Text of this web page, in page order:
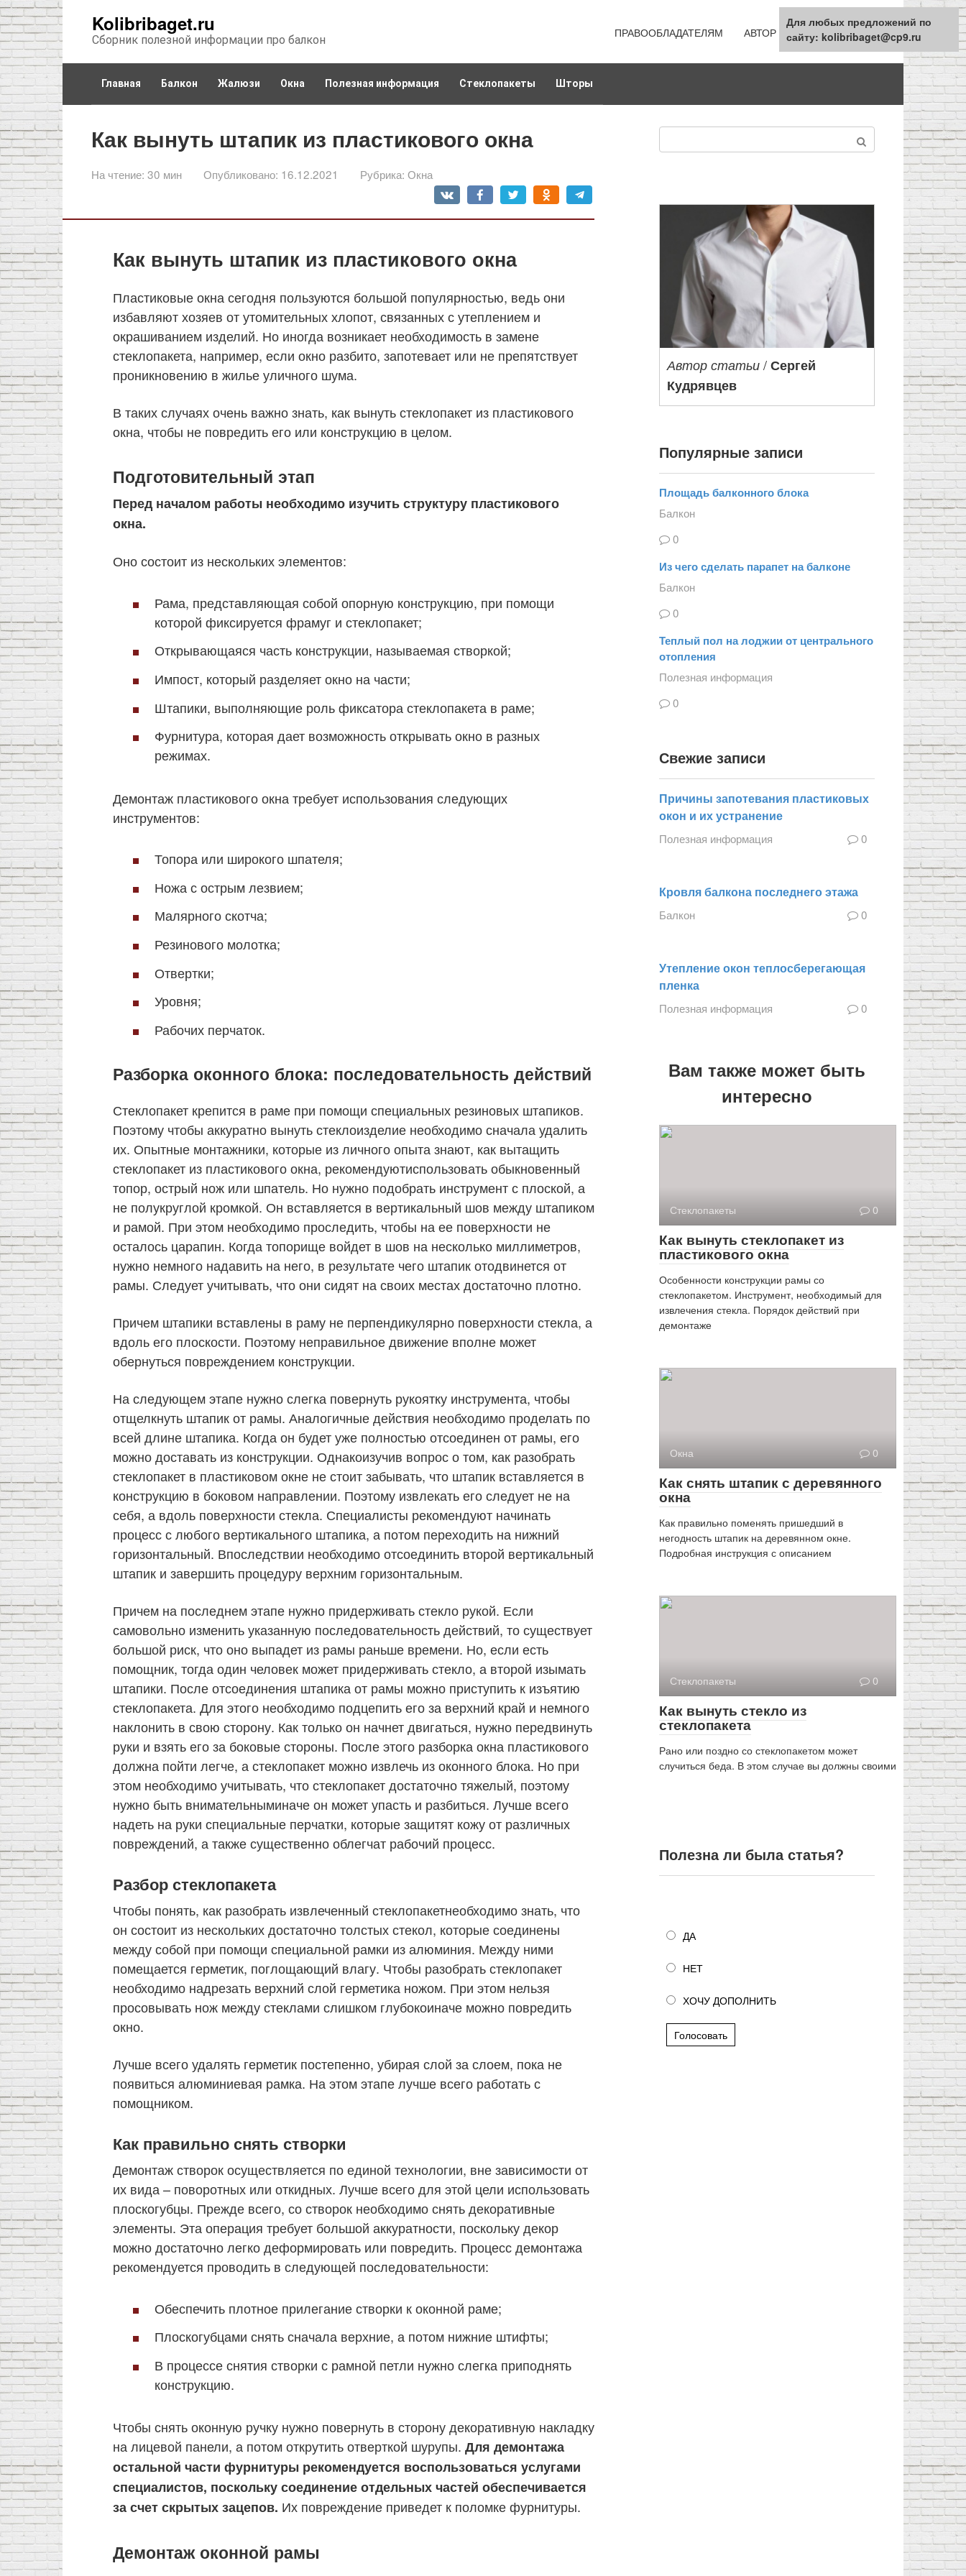
Перейти
к
контенту
Kolibribaget.ru
Сборник полезной информации про балкон
ПРАВООБЛАДАТЕЛЯМ АВТОР КАРТА САЙТА
Главная Балкон Жалюзи Окна Полезная информация Стеклопакеты Шторы
Как вынуть штапик из пластикового окна
На чтение: 30 мин Опубликовано: 16.12.2021 Рубрика: Окна
Как вынуть штапик из пластикового окна
Пластиковые окна сегодня пользуются большой популярностью, ведь они
избавляют хозяев от утомительных хлопот, связанных с утеплением и
окрашиванием изделий. Но иногда возникает необходимость в замене
стеклопакета, например, если окно разбито, запотевает или не препятствует
проникновению в жилье уличного шума.
В таких случаях очень важно знать, как вынуть стеклопакет из пластикового
окна, чтобы не повредить его или конструкцию в целом.
Подготовительный этап
Перед началом работы необходимо изучить структуру пластикового
окна.
Оно состоит из нескольких элементов:
Рама, представляющая собой опорную конструкцию, при помощи
которой фиксируется фрамуг и стеклопакет;
Открывающаяся часть конструкции, называемая створкой;
Импост, который разделяет окно на части;
Штапики, выполняющие роль фиксатора стеклопакета в раме;
Фурнитура, которая дает возможность открывать окно в разных
режимах.
Демонтаж пластикового окна требует использования следующих
инструментов:
Топора или широкого шпателя;
Ножа с острым лезвием;
Малярного скотча;
Резинового молотка;
Отвертки;
Уровня;
Рабочих перчаток.
Разборка оконного блока: последовательность действий
Стеклопакет крепится в раме при помощи специальных резиновых штапиков.
Поэтому чтобы аккуратно вынуть стеклоизделие необходимо сначала удалить
их. Опытные монтажники, которые из личного опыта знают, как вытащить
стеклопакет из пластикового окна, рекомендуютиспользовать обыкновенный
топор, острый нож или шпатель. Но нужно подобрать инструмент с плоской, а
не полукруглой кромкой. Он вставляется в вертикальный шов между штапиком
и рамой. При этом необходимо проследить, чтобы на ее поверхности не
осталось царапин. Когда топорище войдет в шов на несколько миллиметров,
нужно немного надавить на него, в результате чего штапик отодвинется от
рамы. Следует учитывать, что они сидят на своих местах достаточно плотно.
Причем штапики вставлены в раму не перпендикулярно поверхности стекла, а
вдоль его плоскости. Поэтому неправильное движение вполне может
обернуться повреждением конструкции.
На следующем этапе нужно слегка повернуть рукоятку инструмента, чтобы
отщелкнуть штапик от рамы. Аналогичные действия необходимо проделать по
всей длине штапика. Когда он будет уже полностью отсоединен от рамы, его
можно доставать из конструкции. Однакоизучив вопрос о том, как разобрать
стеклопакет в пластиковом окне не стоит забывать, что штапик вставляется в
конструкцию в боковом направлении. Поэтому извлекать его следует не на
себя, а вдоль поверхности стекла. Специалисты рекомендуют начинать
процесс с любого вертикального штапика, а потом переходить на нижний
горизонтальный. Впоследствии необходимо отсоединить второй вертикальный
штапик и завершить процедуру верхним горизонтальным.
Причем на последнем этапе нужно придерживать стекло рукой. Если
самовольно изменить указанную последовательность действий, то существует
большой риск, что оно выпадет из рамы раньше времени. Но, если есть
помощник, тогда один человек может придерживать стекло, а второй изымать
штапики. После отсоединения штапика от рамы можно приступить к изъятию
стеклопакета. Для этого необходимо подцепить его за верхний край и немного
наклонить в свою сторону. Как только он начнет двигаться, нужно передвинуть
руки и взять его за боковые стороны. После этого разборка окна пластикового
должна пойти легче, а стеклопакет можно извлечь из оконного блока. Но при
этом необходимо учитывать, что стеклопакет достаточно тяжелый, поэтому
нужно быть внимательныминаче он может упасть и разбиться. Лучше всего
надеть на руки специальные перчатки, которые защитят кожу от различных
повреждений, а также существенно облегчат рабочий процесс.
Разбор стеклопакета
Чтобы понять, как разобрать извлеченный стеклопакетнеобходимо знать, что
он состоит из нескольких достаточно толстых стекол, которые соединены
между собой при помощи специальной рамки из алюминия. Между ними
помещается герметик, поглощающий влагу. Чтобы разобрать стеклопакет
необходимо надрезать верхний слой герметика ножом. При этом нельзя
просовывать нож между стеклами слишком глубокоиначе можно повредить
окно.
Лучше всего удалять герметик постепенно, убирая слой за слоем, пока не
появиться алюминиевая рамка. На этом этапе лучше всего работать с
помощником.
Как правильно снять створки
Демонтаж створок осуществляется по единой технологии, вне зависимости от
их вида – поворотных или откидных. Лучше всего для этой цели использовать
плоскогубцы. Прежде всего, со створок необходимо снять декоративные
элементы. Эта операция требует большой аккуратности, поскольку декор
можно достаточно легко деформировать или повредить. Процесс демонтажа
рекомендуется проводить в следующей последовательности:
Обеспечить плотное прилегание створки к оконной раме;
Плоскогубцами снять сначала верхние, а потом нижние штифты;
В процессе снятия створки с рамной петли нужно слегка приподнять
конструкцию.
Чтобы снять оконную ручку нужно повернуть в сторону декоративную накладку
на лицевой панели, а потом открутить отверткой шурупы. Для демонтажа
остальной части фурнитуры рекомендуется воспользоваться услугами
специалистов, поскольку соединение отдельных частей обеспечивается
за счет скрытых зацепов. Их повреждение приведет к поломке фурнитуры.
Демонтаж оконной рамы
Автор статьи /Сергей
Кудрявцев
Популярные записи
Площадь балконного блока
Балкон
0
Из чего сделать парапет на балконе
Балкон
0
Теплый пол на лоджии от центрального
отопления
Полезная информация
0
Свежие записи
Причины запотевания пластиковых
окон и их устранение
Полезная информация 0
Кровля балкона последнего этажа
Балкон 0
Утепление окон теплосберегающая
пленка
Полезная информация 0
Вам также может быть
интересно
Стеклопакеты 0
Как вынуть стеклопакет из
пластикового окна
Особенности конструкции рамы со
стеклопакетом. Инструмент, необходимый для
извлечения стекла. Порядок действий при
демонтаже
Окна 0
Как снять штапик с деревянного
окна
Как правильно поменять пришедший в
негодность штапик на деревянном окне.
Подробная инструкция с описанием
Стеклопакеты 0
Как вынуть стекло из
стеклопакета
Рано или поздно со стеклопакетом может
случиться беда. В этом случае вы должны своими
Полезна ли была статья?
ДА
НЕТ
ХОЧУ ДОПОЛНИТЬ
Голосовать
Для любых предложений по
сайту: kolibribaget@cp9.ru